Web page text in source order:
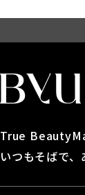
True
いつもそばで